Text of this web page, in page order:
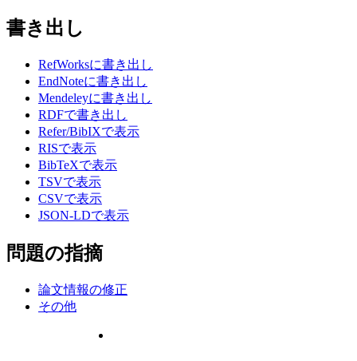
書き出し
RefWorksに書き出し
EndNoteに書き出し
Mendeleyに書き出し
RDFで書き出し
Refer/BibIXで表示
RISで表示
BibTeXで表示
TSVで表示
CSVで表示
JSON-LDで表示
問題の指摘
論文情報の修正
その他